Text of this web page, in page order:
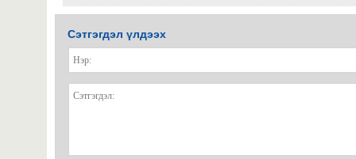
Сэтгэгдэл үлдээх